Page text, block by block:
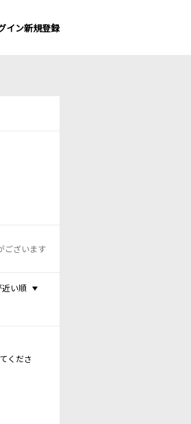
イン新規登録
ございます
近い順
くださ